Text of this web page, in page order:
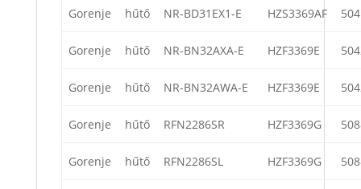
Gorenje hűtő NR-BD31EX1-E HZS3369AF
Gorenje hűtő NR-BN32AXA-E HZF3369E
Gorenje hűtő NR-BN32AWA-E HZF3369E
Gorenje hűtő RFN2286SR HZF3369G
Gorenje hűtő RFN2286SL HZF3369G